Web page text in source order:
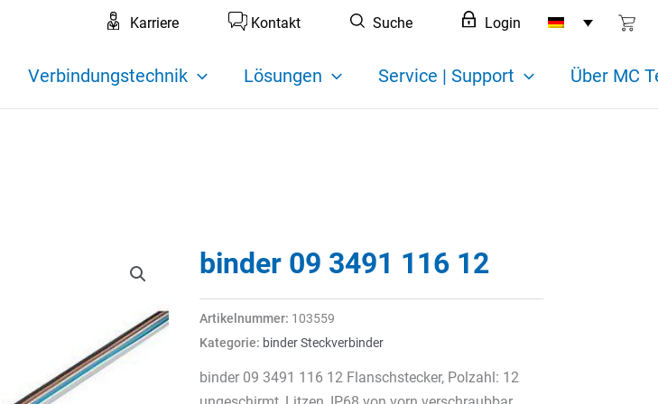
Karriere Kontakt Suche Login
Verbindungstechnik Lösungen Service | Support Über MC
binder 09 3491 116 12
Artikelnummer: 103559
Kategorie: binder Steckverbinder
binder 09 3491 116 12 Flanschstecker, Polzahl: 12